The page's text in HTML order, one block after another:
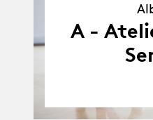
A -